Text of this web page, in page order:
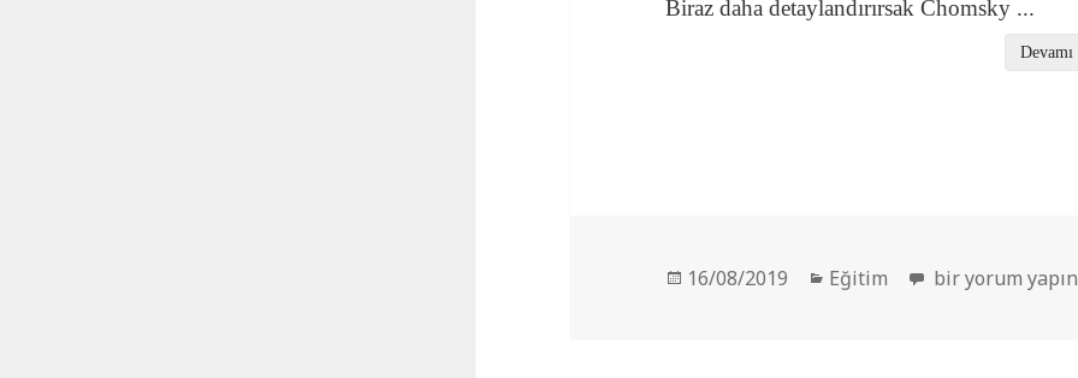
Biraz daha detaylandırırsak Chomsky ...
Devamı
Yayın
16/08/2019 Kategoriler
Eğitim Daha Zeki
bir yorum yapın